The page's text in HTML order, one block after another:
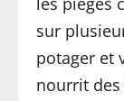
sur
potager et
nourrit des